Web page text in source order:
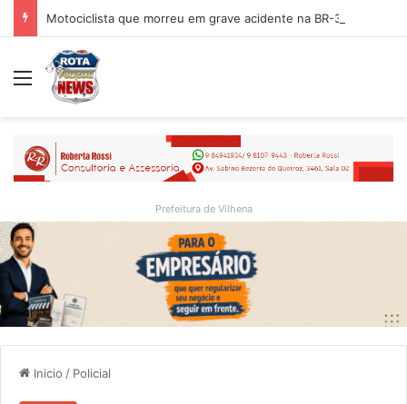
Menu
Prefeitura de Vilhena
Inicio / Policial